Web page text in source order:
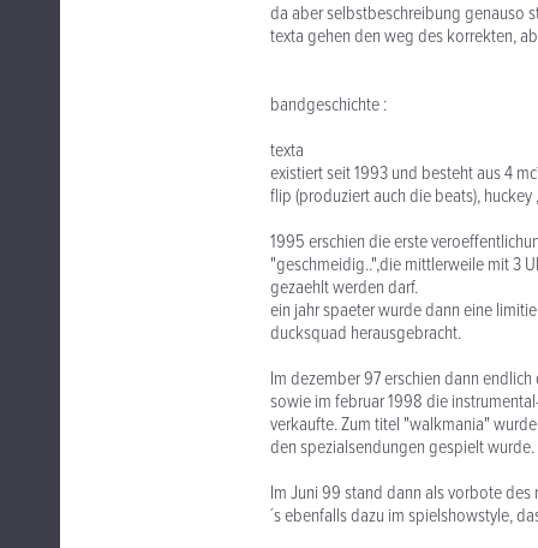
da aber selbstbeschreibung genauso
texta gehen den weg des korrekten,
bandgeschichte :
texta
existiert seit 1993 und besteht aus 4
flip (produziert auch die beats),
1995 erschien die erste
"geschmeidig..",die mittlerweile mit 3
gezaehlt werden darf.
ein jahr spaeter wurde dann eine
ducksquad herausgebracht.
Im dezember 97 erschien dann
sowie im februar 1998 die
verkaufte. Zum titel "walkmania"
den spezialsendungen gespielt wurde.
Im Juni 99 stand dann als vorbote
´s ebenfalls dazu im spielshowstyle,